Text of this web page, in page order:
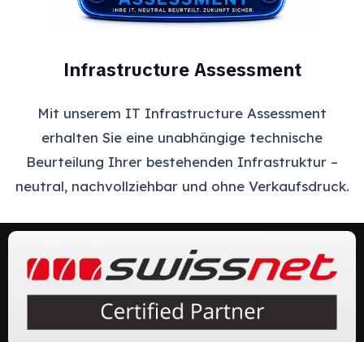
Infrastructure Assessment
Mit unserem IT Infrastructure Assessment
erhalten Sie eine unabhängige technische
Beurteilung Ihrer bestehenden Infrastruktur –
neutral, nachvollziehbar und ohne Verkaufsdruck.